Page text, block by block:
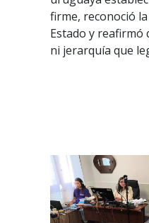
firme, reconoció
Estado y reafirmó
ni jerarquía que